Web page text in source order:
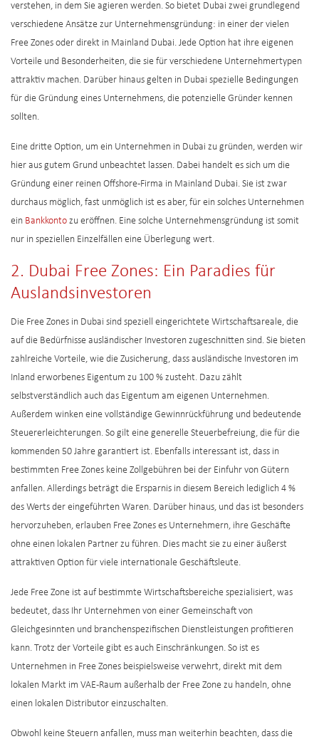
verstehen, in dem Sie agieren werden. So bietet Dubai zwei grundlegend
verschiedene Ansätze zur Unternehmensgründung: in einer der vielen
Free Zones oder direkt in Mainland Dubai. Jede Option hat ihre eigenen
Vorteile und Besonderheiten, die sie für verschiedene Unternehmertypen
attraktiv machen. Darüber hinaus gelten in Dubai spezielle Bedingungen
für die Gründung eines Unternehmens, die potenzielle Gründer kennen
sollten.
Eine dritte Option, um ein Unternehmen in Dubai zu gründen, werden wir
hier aus gutem Grund unbeachtet lassen. Dabei handelt es sich um die
Gründung einer reinen Offshore-Firma in Mainland Dubai. Sie ist zwar
durchaus möglich, fast unmöglich ist es aber, für ein solches Unternehmen
ein Bankkonto zu eröffnen. Eine solche Unternehmensgründung ist somit
nur in speziellen Einzelfällen eine Überlegung wert.
2. Dubai Free Zones: Ein Paradies für
Auslandsinvestoren
Die Free Zones in Dubai sind speziell eingerichtete Wirtschaftsareale, die
auf die Bedürfnisse ausländischer Investoren zugeschnitten sind. Sie bieten
zahlreiche Vorteile, wie die Zusicherung, dass ausländische Investoren im
Inland erworbenes Eigentum zu 100 % zusteht. Dazu zählt
selbstverständlich auch das Eigentum am eigenen Unternehmen.
Außerdem winken eine vollständige Gewinnrückführung und bedeutende
Steuererleichterungen. So gilt eine generelle Steuerbefreiung, die für die
kommenden 50 Jahre garantiert ist. Ebenfalls interessant ist, dass in
bestimmten Free Zones keine Zollgebühren bei der Einfuhr von Gütern
anfallen. Allerdings beträgt die Ersparnis in diesem Bereich lediglich 4 %
des Werts der eingeführten Waren. Darüber hinaus, und das ist besonders
hervorzuheben, erlauben Free Zones es Unternehmern, ihre Geschäfte
ohne einen lokalen Partner zu führen. Dies macht sie zu einer äußerst
attraktiven Option für viele internationale Geschäftsleute.
Jede Free Zone ist auf bestimmte Wirtschaftsbereiche spezialisiert, was
bedeutet, dass Ihr Unternehmen von einer Gemeinschaft von
Gleichgesinnten und branchenspezifischen Dienstleistungen profitieren
kann. Trotz der Vorteile gibt es auch Einschränkungen. So ist es
Unternehmen in Free Zones beispielsweise verwehrt, direkt mit dem
lokalen Markt im VAE-Raum außerhalb der Free Zone zu handeln, ohne
einen lokalen Distributor einzuschalten.
Obwohl keine Steuern anfallen, muss man weiterhin beachten, dass die